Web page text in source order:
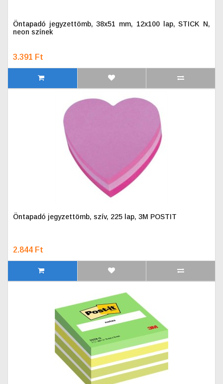
Öntapadó jegyzettömb, 38x51 mm, 12x100 lap, STICK N,
neon színek
3.391 Ft
Öntapadó jegyzettömb, szív, 225 lap, 3M POSTIT
2.844 Ft